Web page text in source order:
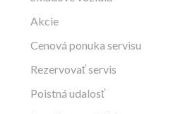
Akcie
Cenová ponuka servisu
Rezervovať servis
Poistná udalosť